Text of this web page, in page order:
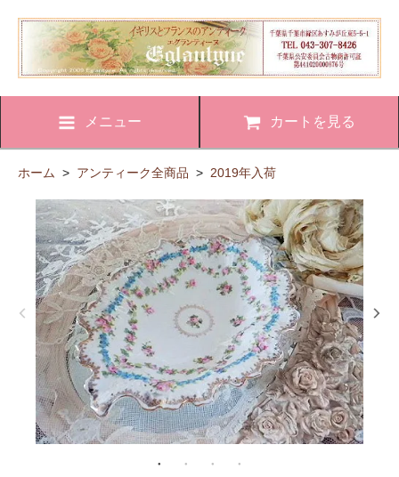
メニュー カートを見る
ホーム > アンティーク全商品 > 2019年入荷